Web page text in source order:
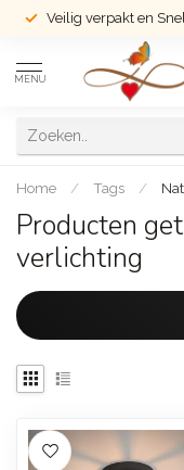
Veilig verpakt en
MENU
Home / Tags /
Producten
verlichting